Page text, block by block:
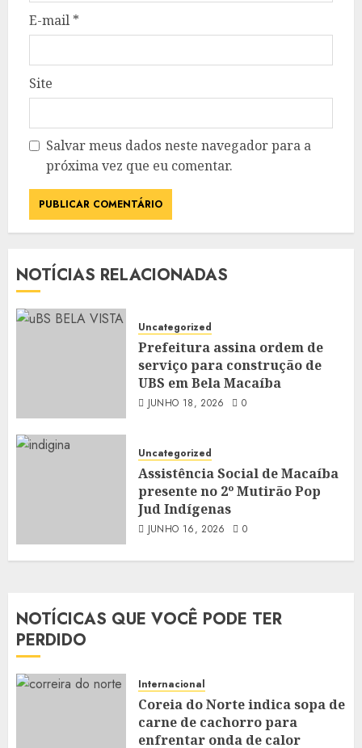
E-mail *
Site
Salvar meus dados neste navegador para a
próxima vez que eu comentar.
NOTÍCIAS RELACIONADAS
Uncategorized
Prefeitura assina ordem de
serviço para construção de
UBS em Bela Macaíba
JUNHO 18, 2026 0
Uncategorized
Assistência Social de Macaíba
presente no 2º Mutirão Pop
Jud Indígenas
JUNHO 16, 2026 0
NOTÍCICAS QUE VOCÊ PODE TER
PERDIDO
Internacional
Coreia do Norte indica sopa de
carne de cachorro para
enfrentar onda de calor